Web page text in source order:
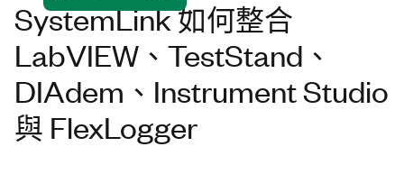
SystemLink 如何整合
LabVIEW、TestStand、
DIAdem、Instrument Studio
與 FlexLogger